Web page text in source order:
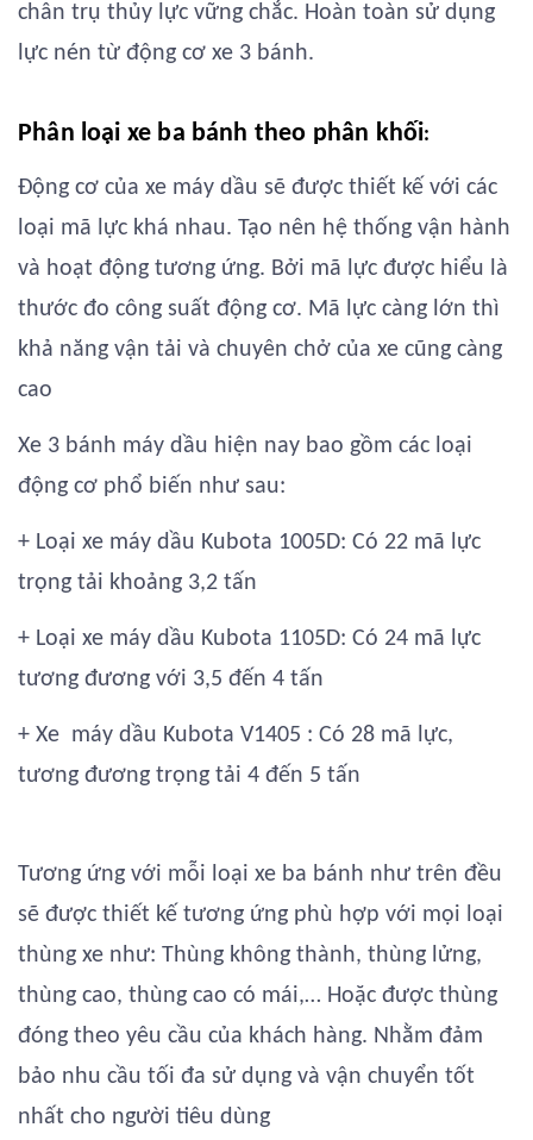
chân trụ thủy lực vững chắc. Hoàn toàn sử dụng
lực nén từ động cơ xe 3 bánh.
Phân loại xe ba bánh theo phân khối:
Động cơ của xe máy dầu sẽ được thiết kế với các
loại mã lực khá nhau. Tạo nên hệ thống vận hành
và hoạt động tương ứng. Bởi mã lực được hiểu là
thước đo công suất động cơ. Mã lực càng lớn thì
khả năng vận tải và chuyên chở của xe cũng càng
cao
Xe 3 bánh máy dầu hiện nay bao gồm các loại
động cơ phổ biến như sau:
+ Loại xe máy dầu Kubota 1005D: Có 22 mã lực
trọng tải khoảng 3,2 tấn
+ Loại xe máy dầu Kubota 1105D: Có 24 mã lực
tương đương với 3,5 đến 4 tấn
+ Xe máy dầu Kubota V1405 : Có 28 mã lực,
tương đương trọng tải 4 đến 5 tấn
Tương ứng với mỗi loại xe ba bánh như trên đều
sẽ được thiết kế tương ứng phù hợp với mọi loại
thùng xe như: Thùng không thành, thùng lửng,
thùng cao, thùng cao có mái,… Hoặc được thùng
đóng theo yêu cầu của khách hàng. Nhằm đảm
bảo nhu cầu tối đa sử dụng và vận chuyển tốt
nhất cho người tiêu dùng